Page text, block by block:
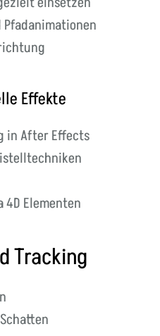
Effekte
in After Effects
Elementen
Tracking